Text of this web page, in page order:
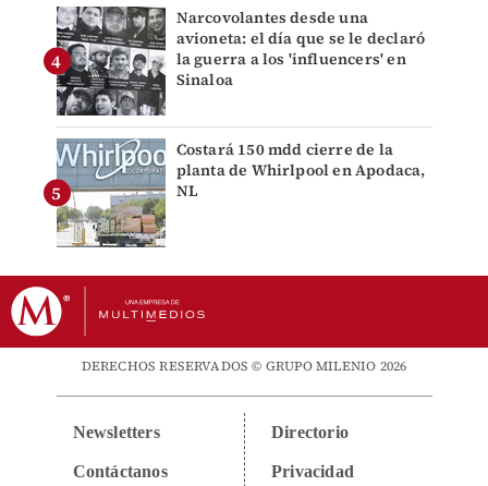
Narcovolantes desde una
avioneta: el día que se le declaró
la guerra a los 'influencers' en
Sinaloa
Costará 150 mdd cierre de la
planta de Whirlpool en Apodaca,
NL
DERECHOS RESERVADOS © GRUPO MILENIO 2026
Newsletters
Contáctanos
Directorio
Privacidad